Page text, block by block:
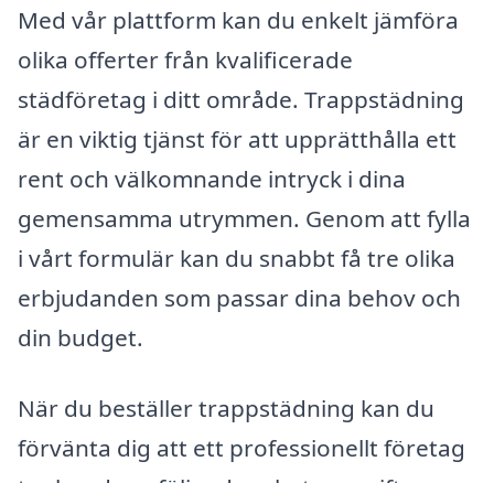
Med vår plattform kan du enkelt jämföra
olika offerter från kvalificerade
städföretag i ditt område. Trappstädning
är en viktig tjänst för att upprätthålla ett
rent och välkomnande intryck i dina
gemensamma utrymmen. Genom att fylla
i vårt formulär kan du snabbt få tre olika
erbjudanden som passar dina behov och
din budget.
När du beställer trappstädning kan du
förvänta dig att ett professionellt företag